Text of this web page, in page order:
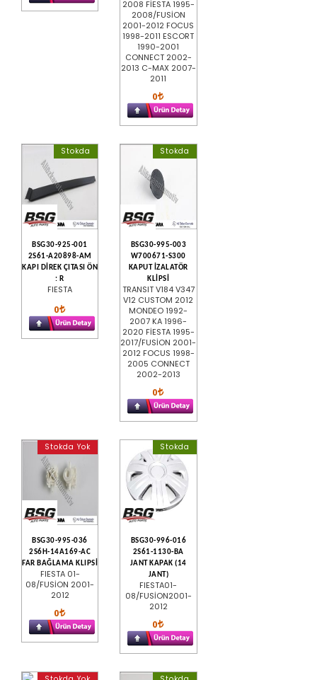
2008 FİESTA 1995-
2008/FUSİON
2001-2012 FOCUS
1998-2011 ESCORT
1990-2001
CONNECT 2002-
2013 C-MAX 2007-
2011
0
Stokda
BSG30-925-001
2S61-A20898-AM
KAPI DİREK ÇITASI ÖN
: R
FIESTA
0
Stokda
BSG30-995-003
W700671-S300
KAPUT İZALATÖR
KLİPSİ
TRANSIT V184 V347
V12 CUSTOM 2012
MONDEO 1992-
2007 KA 1996-
2020 FİESTA 1995-
2017/FUSİON 2001-
2012 FOCUS 1998-
2005 CONNECT
2002-2013
0
Stokda Yok
BSG30-995-036
2S6H-14A169-AC
FAR BAĞLAMA KLIPSİ
FIESTA 01-
08/FUSİON 2001-
2012
0
Stokda
BSG30-996-016
2S61-1130-BA
JANT KAPAK (14
JANT)
FIESTA01-
08/FUSİON2001-
2012
0